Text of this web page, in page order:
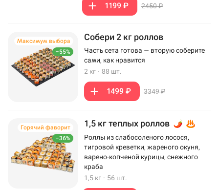
1199 ₽ 2450 ₽
–55%
Максимум выбора Собери 2 кг роллов
Часть сета готова — вторую соберите
сами, как нравится
2 кг · 88 шт.
1499 ₽ 3349 ₽
–36%
Горячий фаворит 1,5 кг теплых роллов
Роллы из слабосоленого лосося,
тигровой креветки, жареного окуня,
варено-копченой курицы, снежного
краба
1,5 кг · 56 шт.